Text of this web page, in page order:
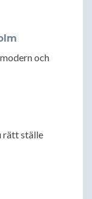
och
rätt ställe